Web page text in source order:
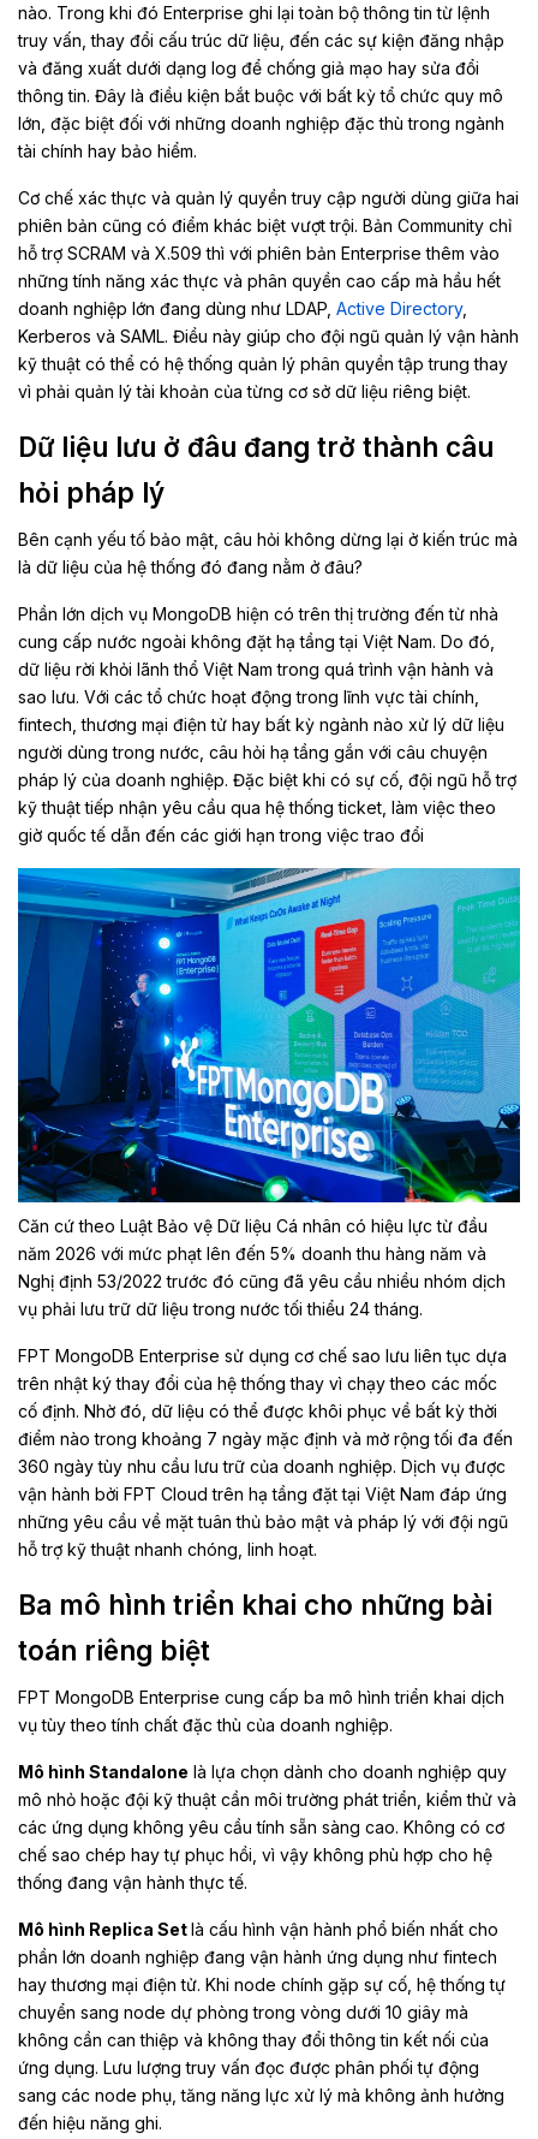
nào. Trong khi đó Enterprise ghi lại toàn bộ thông tin từ lệnh
truy vấn, thay đổi cấu trúc dữ liệu, đến các sự kiện đăng nhập
và đăng xuất dưới dạng log để chống giả mạo hay sửa đổi
thông tin. Đây là điều kiện bắt buộc với bất kỳ tổ chức quy mô
lớn, đặc biệt đối với những doanh nghiệp đặc thù trong ngành
tài chính hay bảo hiểm.
Cơ chế xác thực và quản lý quyền truy cập người dùng giữa hai
phiên bản cũng có điểm khác biệt vượt trội. Bản Community chỉ
hỗ trợ SCRAM và X.509 thì với phiên bản Enterprise thêm vào
những tính năng xác thực và phân quyền cao cấp mà hầu hết
doanh nghiệp lớn đang dùng như LDAP, Active Directory,
Kerberos và SAML. Điều này giúp cho đội ngũ quản lý vận hành
kỹ thuật có thể có hệ thống quản lý phân quyền tập trung thay
vì phải quản lý tài khoản của từng cơ sở dữ liệu riêng biệt.
Dữ liệu lưu ở đâu đang trở thành câu
hỏi pháp lý
Bên cạnh yếu tố bảo mật, câu hỏi không dừng lại ở kiến trúc mà
là dữ liệu của hệ thống đó đang nằm ở đâu?
Phần lớn dịch vụ MongoDB hiện có trên thị trường đến từ nhà
cung cấp nước ngoài không đặt hạ tầng tại Việt Nam. Do đó,
dữ liệu rời khỏi lãnh thổ Việt Nam trong quá trình vận hành và
sao lưu. Với các tổ chức hoạt động trong lĩnh vực tài chính,
fintech, thương mại điện tử hay bất kỳ ngành nào xử lý dữ liệu
người dùng trong nước, câu hỏi hạ tầng gắn với câu chuyện
pháp lý của doanh nghiệp. Đặc biệt khi có sự cố, đội ngũ hỗ trợ
kỹ thuật tiếp nhận yêu cầu qua hệ thống ticket, làm việc theo
giờ quốc tế dẫn đến các giới hạn trong việc trao đổi
Căn cứ theo Luật Bảo vệ Dữ liệu Cá nhân có hiệu lực từ đầu
năm 2026 với mức phạt lên đến 5% doanh thu hàng năm và
Nghị định 53/2022 trước đó cũng đã yêu cầu nhiều nhóm dịch
vụ phải lưu trữ dữ liệu trong nước tối thiểu 24 tháng.
FPT MongoDB Enterprise sử dụng cơ chế sao lưu liên tục dựa
trên nhật ký thay đổi của hệ thống thay vì chạy theo các mốc
cố định. Nhờ đó, dữ liệu có thể được khôi phục về bất kỳ thời
điểm nào trong khoảng 7 ngày mặc định và mở rộng tối đa đến
360 ngày tùy nhu cầu lưu trữ của doanh nghiệp. Dịch vụ được
vận hành bởi FPT Cloud trên hạ tầng đặt tại Việt Nam đáp ứng
những yêu cầu về mặt tuân thủ bảo mật và pháp lý với đội ngũ
hỗ trợ kỹ thuật nhanh chóng, linh hoạt.
Ba mô hình triển khai cho những bài
toán riêng biệt
FPT MongoDB Enterprise cung cấp ba mô hình triển khai dịch
vụ tùy theo tính chất đặc thù của doanh nghiệp.
Mô hình Standalone là lựa chọn dành cho doanh nghiệp quy
mô nhỏ hoặc đội kỹ thuật cần môi trường phát triển, kiểm thử và
các ứng dụng không yêu cầu tính sẵn sàng cao. Không có cơ
chế sao chép hay tự phục hồi, vì vậy không phù hợp cho hệ
thống đang vận hành thực tế.
Mô hình Replica Setlà cấu hình vận hành phổ biến nhất cho
phần lớn doanh nghiệp đang vận hành ứng dụng như fintech
hay thương mại điện tử. Khi node chính gặp sự cố, hệ thống tự
chuyển sang node dự phòng trong vòng dưới 10 giây mà
không cần can thiệp và không thay đổi thông tin kết nối của
ứng dụng. Lưu lượng truy vấn đọc được phân phối tự động
sang các node phụ, tăng năng lực xử lý mà không ảnh hưởng
đến hiệu năng ghi.